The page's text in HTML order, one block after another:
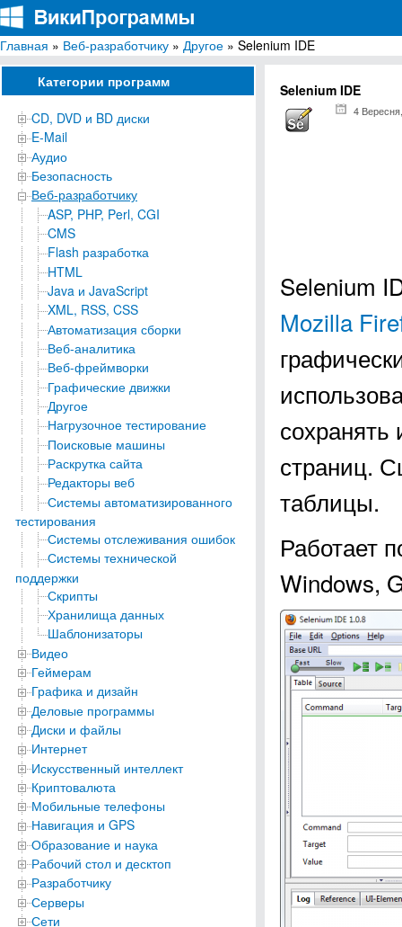
ВикиПрограммы
Энциклопедия бесплатных компьютерных программ для Windows
Главная » Веб-разработчику » Другое » Selenium IDE
Категории программ
CD, DVD и BD диски
E-Mail
Аудио
Безопасность
Веб-разработчику
ASP, PHP, Perl, CGI
CMS
Flash разработка
HTML
Java и JavaScript
XML, RSS, CSS
Автоматизация сборки
Веб-аналитика
Веб-фреймворки
Графические движки
Другое
Нагрузочное тестирование
Поисковые машины
Раскрутка сайта
Редакторы веб
Системы автоматизированного
тестирования
Системы отслеживания ошибок
Системы технической
поддержки
Скрипты
Хранилища данных
Шаблонизаторы
Видео
Геймерам
Графика и дизайн
Деловые программы
Диски и файлы
Интернет
Искусственный интеллект
Криптовалюта
Мобильные телефоны
Навигация и GPS
Образование и наука
Рабочий стол и десктоп
Разработчику
Серверы
Сети
Selenium IDE
4
Selenium
Mozilla
сохранять
страниц.
таблицы.
Работает
Windows,